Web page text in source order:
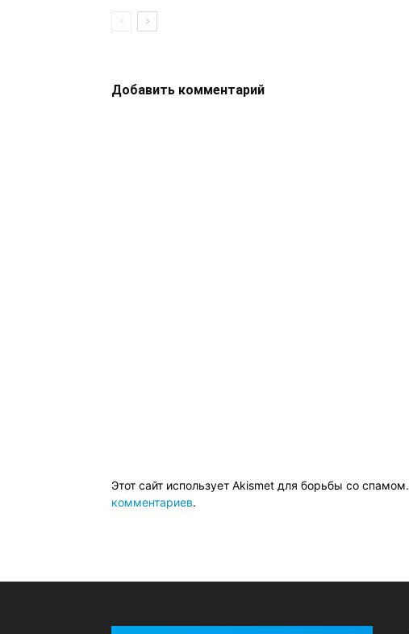
Добавить комментарий
Этот сайт использует Akismet для борьбы со спамом.
комментариев.